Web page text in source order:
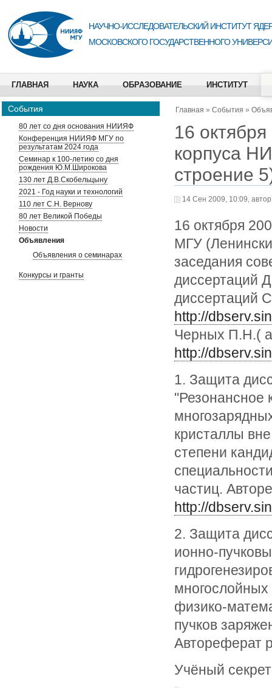
НАУЧНО-ИССЛЕДОВАТЕЛЬСКИЙ ИНСТИТУТ
МОСКОВСКОГО ГОСУДАРСТВЕННОГО
ГЛАВНАЯ НАУКА ОБРАЗОВАНИЕ ИНСТИТУТ
События
80 лет со дня основания НИИЯФ
Конференция НИИЯФ МГУ по
результатам 2024 года
Семинар к 100-летию со дня
рождения Ю.М.Широкова
130 лет Д.В.Скобельцыну
2021 - Год науки и технологий
110 лет С.Н. Вернову
80 лет Великой Победы
Новости
Объявления
Объявления о семинарах
Конкурсы и гранты
Главная » События »
16
корпуса
строение
14 Сен 2009, 10:09,
16 октября
МГУ
заседания
диссертаций
диссертаций
http://
Черных П.Н.(
http://
1. Защита
"Резонансное
кристаллы
степени
частиц.
http://
2. Защита
ионно-
многослойных
физико-
пучков
Автореферат
Учёный